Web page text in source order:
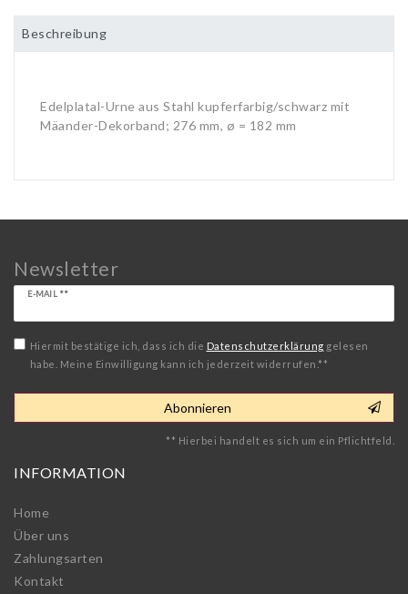
Beschreibung
Edelplatal-Urne aus Stahl kupferfarbig/schwarz mit
Mäander-Dekorband; 276 mm, ø = 182 mm
Newsletter
E-MAIL **
Newsletter
Honig
Hiermit bestätige ich, dass ich die Daten­schutz­erklärung gelesen
habe. Meine Einwilligung kann ich jederzeit widerrufen.**
Abonnieren
** Hierbei handelt es sich um ein Pflichtfeld.
INFORMATION
Home
Über uns
Zahlungsarten
Kontakt